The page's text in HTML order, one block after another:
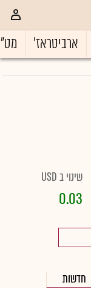
ארביטראז'
שינוי ב USD
0.03
חדשות